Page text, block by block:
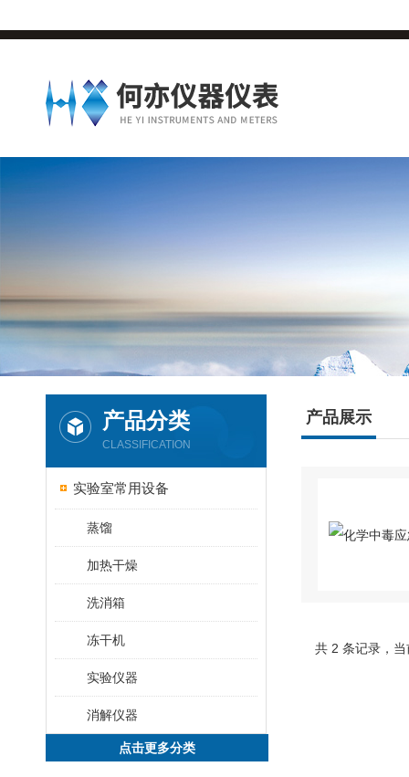
产品分类
CLASSIFICATION
实验室常用设备
蒸馏
加热干燥
洗消箱
冻干机
实验仪器
消解仪器
点击更多分类
产品展示
共 2 条记录，